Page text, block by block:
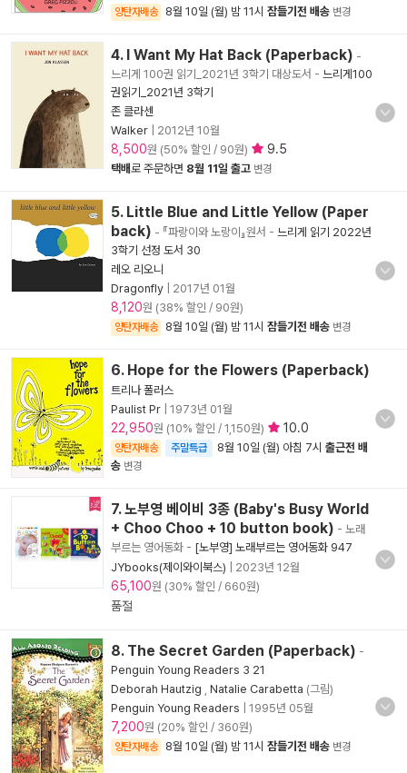
양탄자배송 8월 10일 (월) 밤 11시 잠들기전 배송 변경
4. I Want My Hat Back (Paperback) -
느리게 100권 읽기_2021년 3학기 대상도서 - 느리게100
권읽기_2021년 3학기
존 클라센
Walker
2012년 10월
8,500원 (50% 할인 / 90원) 9.5
택배로 주문하면 8월 11일 출고 변경
5. Little Blue and Little Yellow (Paper
back) - 『파랑이와 노랑이』원서 - 느리게 읽기 2022년
3학기 선정 도서 30
레오 리오니
Dragonfly
2017년 01월
8,120원 (38% 할인 / 90원)
양탄자배송 8월 10일 (월) 밤 11시 잠들기전 배송 변경
6. Hope for the Flowers (Paperback)
트리나 폴러스
Paulist Pr
1973년 01월
22,950원 (10% 할인 / 1,150원) 10.0
양탄자배송 주말특급 8월 10일 (월) 아침 7시 출근전 배
송 변경
7. 노부영 베이비 3종 (Baby's Busy World
+ Choo Choo + 10 button book) - 노래
부르는 영어동화 - [노부영] 노래부르는 영어동화 947
JYbooks(제이와이북스)
2023년 12월
65,100원 (30% 할인 / 660원)
품절
8. The Secret Garden (Paperback) -
Penguin Young Readers 3 21
Deborah Hautzig
Natalie Carabetta (그림)
Penguin Young Readers
1995년 05월
7,200원 (20% 할인 / 360원)
양탄자배송 8월 10일 (월) 밤 11시 잠들기전 배송 변경